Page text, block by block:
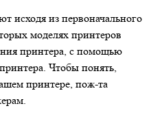
исходя из первоначального
моделях принтеров
принтера, с помощью
Чтобы понять,
принтере, пож-та